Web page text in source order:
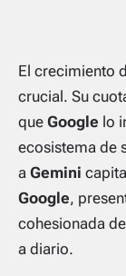
El crecimiento
crucial. Su
que Google lo
ecosistema de
a Gemini
Google,
cohesionada
a diario.